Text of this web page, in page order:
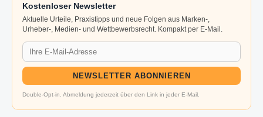
Kostenloser Newsletter
Aktuelle Urteile, Praxistipps und neue Folgen aus Marken-,
Urheber-, Medien- und Wettbewerbsrecht. Kompakt per E-Mail.
NEWSLETTER ABONNIEREN
Double-Opt-in. Abmeldung jederzeit über den Link in jeder E-Mail.